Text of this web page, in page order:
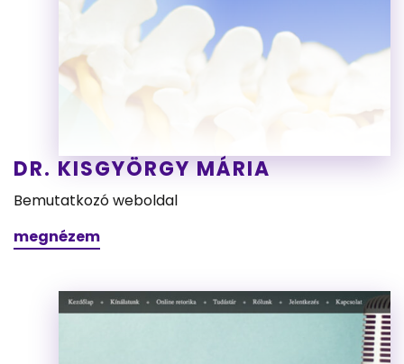
DR. KISGYÖRGY MÁRIA
Bemutatkozó weboldal
megnézem